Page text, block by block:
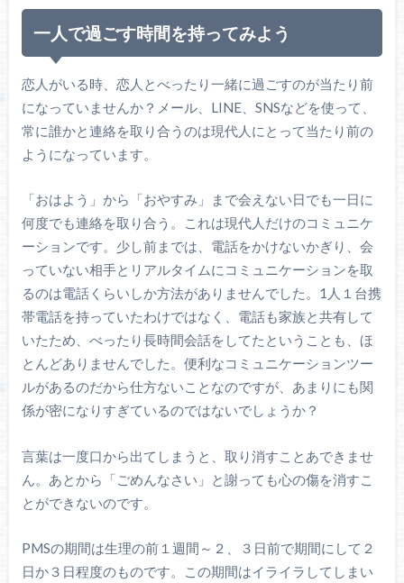
一人で過ごす時間を持ってみよう
恋人がいる時、恋人とべったり一緒に過ごすのが当たり前
になっていませんか？メール、LINE、SNSなどを使って、
常に誰かと連絡を取り合うのは現代人にとって当たり前の
ようになっています。
「おはよう」から「おやすみ」まで会えない日でも一日に
何度でも連絡を取り合う。これは現代人だけのコミュニケ
ーションです。少し前までは、電話をかけないかぎり、会
っていない相手とリアルタイムにコミュニケーションを取
るのは電話くらいしか方法がありませんでした。1人１台携
帯電話を持っていたわけではなく、電話も家族と共有して
いたため、べったり長時間会話をしてたということも、ほ
とんどありませんでした。便利なコミュニケーションツー
ルがあるのだから仕方ないことなのですが、あまりにも関
係が密になりすぎているのではないでしょうか？
言葉は一度口から出てしまうと、取り消すことあできませ
ん。あとから「ごめんなさい」と謝っても心の傷を消すこ
とができないのです。
PMSの期間は生理の前１週間～２、３日前で期間にして２
日か３日程度のものです。この期間はイライラしてしまい